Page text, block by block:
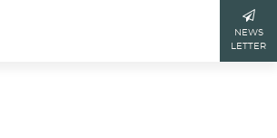
NEWS
LETTER